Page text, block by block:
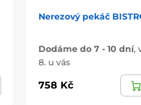
Nerezový pekáč
Dodáme do 7 - 10 dní,
8. u vás
758 Kč